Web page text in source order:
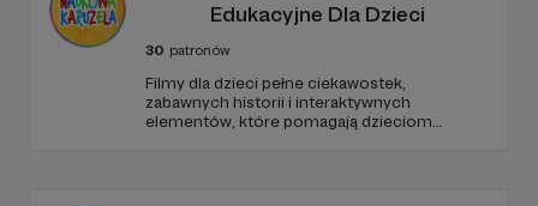
Edukacyjne Dla Dzieci
30 patronów
Filmy dla dzieci pełne ciekawostek,
zabawnych historii i interaktywnych
elementów, które pomagają dzieciom